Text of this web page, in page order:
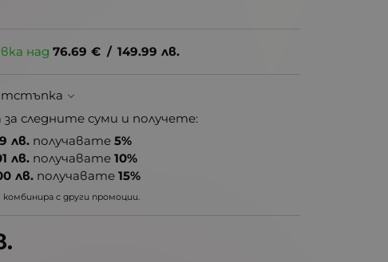
над76.69 € / 149.99 лв.
следните суми и получете:
лв.получавате 5%
лв.получавате 10%
лв.получавате 15%
с други промоции.